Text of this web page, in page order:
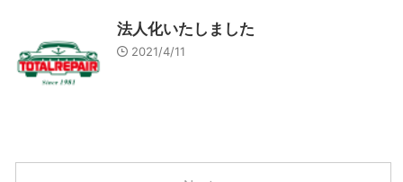
法人化いたしました
2021/4/11